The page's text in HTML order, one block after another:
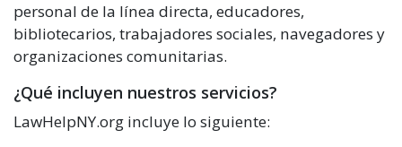
personal de la línea directa, educadores,
bibliotecarios, trabajadores sociales, navegadores y
organizaciones comunitarias.
¿Qué incluyen nuestros servicios?
LawHelpNY.org incluye lo siguiente: